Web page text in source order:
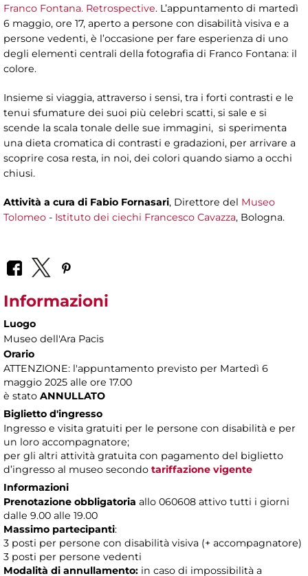
Franco Fontana. Retrospective. L’appuntamento di martedì
6 maggio, ore 17, aperto a persone con disabilità visiva e a
persone vedenti, è l’occasione per fare esperienza di uno
degli elementi centrali della fotografia di Franco Fontana: il
colore.
Insieme si viaggia, attraverso i sensi, tra i forti contrasti e le
tenui sfumature dei suoi più celebri scatti, si sale e si
scende la scala tonale delle sue immagini, si sperimenta
una dieta cromatica di contrasti e gradazioni, per arrivare a
scoprire cosa resta, in noi, dei colori quando siamo a occhi
chiusi.
Attività a cura di Fabio Fornasari, Direttore del Museo
Tolomeo - Istituto dei ciechi Francesco Cavazza, Bologna.
Informazioni
Luogo
Museo dell'Ara Pacis
Orario
ATTENZIONE: l'appuntamento previsto per Martedì 6
maggio 2025 alle ore 17.00
è stato ANNULLATO
Biglietto d'ingresso
Ingresso e visita gratuiti per le persone con disabilità e per
un loro accompagnatore;
per gli altri attività gratuita con pagamento del biglietto
d’ingresso al museo secondo tariffazione vigente
Informazioni
Prenotazione obbligatoria allo 060608 attivo tutti i giorni
dalle 9.00 alle 19.00
Massimo partecipanti:
3 posti per persone con disabilità visiva (+ accompagnatore)
3 posti per persone vedenti
Modalità di annullamento: in caso di impossibilità a